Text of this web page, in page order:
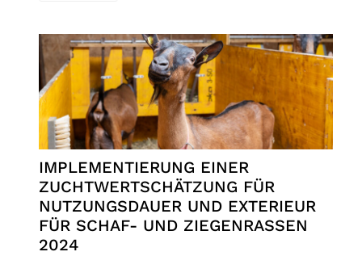
IMPLEMENTIERUNG EINER
ZUCHTWERTSCHÄTZUNG FÜR
NUTZUNGSDAUER UND EXTERIEUR
FÜR SCHAF- UND ZIEGENRASSEN
2024